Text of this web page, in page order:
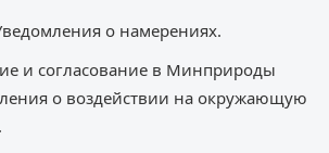
о намерениях.
и согласование в Минприроды
о воздействии на окружающую